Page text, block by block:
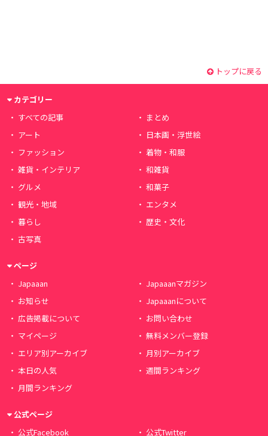
トップに戻る
カテゴリー
すべての記事
まとめ
アート
日本画・浮世絵
ファッション
着物・和服
雑貨・インテリア
和雑貨
グルメ
和菓子
観光・地域
エンタメ
暮らし
歴史・文化
古写真
ページ
Japaaan
Japaaanマガジン
お知らせ
Japaaanについて
広告掲載について
お問い合わせ
マイページ
無料メンバー登録
エリア別アーカイブ
月別アーカイブ
本日の人気
週間ランキング
月間ランキング
公式ページ
公式Facebook
公式Twitter